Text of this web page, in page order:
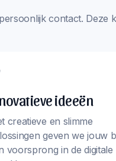
contact. Deze
ideeën
creatieve en slimme
geven we jouw
voorsprong in de digitale